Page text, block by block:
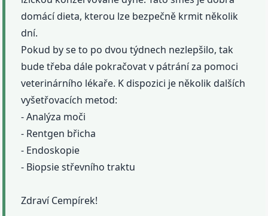
domácí dieta, kterou lze bezpečně krmit několik
dní.
Pokud by se to po dvou týdnech nezlepšilo, tak
bude třeba dále pokračovat v pátrání za pomoci
veterinárního lékaře. K dispozici je několik dalších
vyšetřovacích metod:
- Analýza moči
- Rentgen břicha
- Endoskopie
- Biopsie střevního traktu
Zdraví Cempírek!